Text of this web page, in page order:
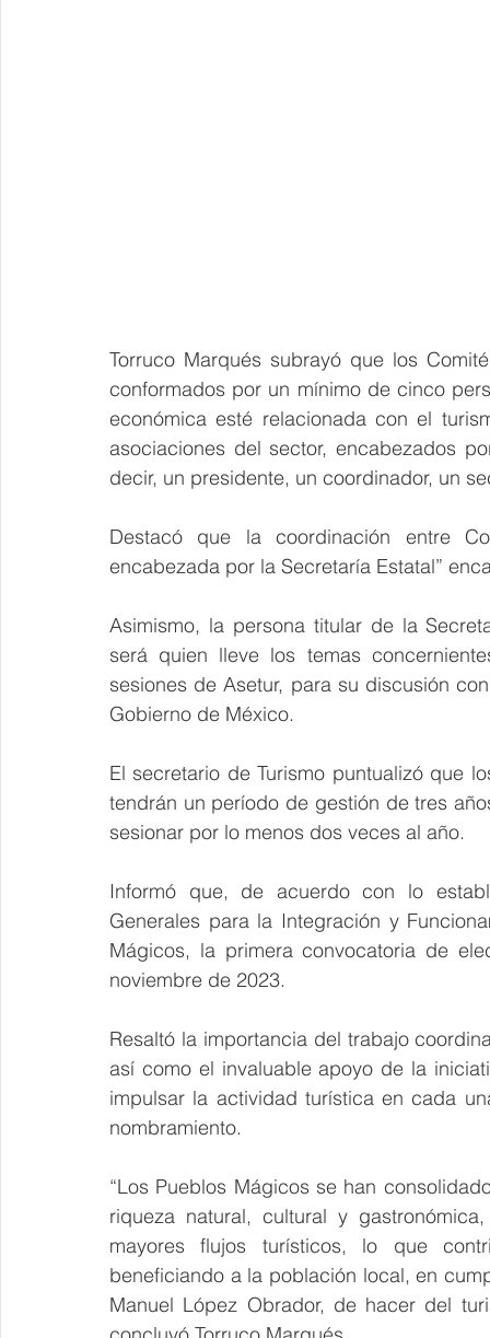
Torruco Marqués subrayó que los
conformados por un mínimo de cinco
económica esté relacionada con el
asociaciones del sector, encabezados
decir, un presidente, un coordinador, un
Destacó que la coordinación entre
encabezada por la Secretaría Estatal”
Asimismo, la persona titular de la
será quien lleve los temas
sesiones de Asetur, para su discusión
Gobierno de México.
El secretario de Turismo puntualizó que
tendrán un período de gestión de tres
sesionar por lo menos dos veces al año.
Informó que, de acuerdo con lo
Generales para la Integración y
Mágicos, la primera convocatoria de
noviembre de 2023.
Resaltó la importancia del trabajo
así como el invaluable apoyo de la
impulsar la actividad turística en cada
nombramiento.
“Los Pueblos Mágicos se han
riqueza natural, cultural y
mayores flujos turísticos, lo que
beneficiando a la población local, en
Manuel López Obrador, de hacer del